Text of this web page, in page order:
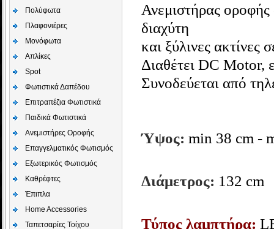
Πολύφωτα
Πλαφονιέρες
Μονόφωτα
Απλίκες
Spot
Φωτιστικά Δαπέδου
Επιτραπέζια Φωτιστικά
Παιδικά Φωτιστικά
Aνεμιστήρες Οροφής
Επαγγελματικός Φωτισμός
Εξωτερικός Φωτισμός
Καθρέφτες
Έπιπλα
Home Accessories
Ταπετσαρίες Τοίχου
Ανεμιστήρας
διαχύτη
και ξύλινες
Διαθέτει DC Motor,
Συνοδεύεται από
Ύψος: min 38 cm -
Διάμετρος: 132 cm
Τύπος λαμπτήρα: